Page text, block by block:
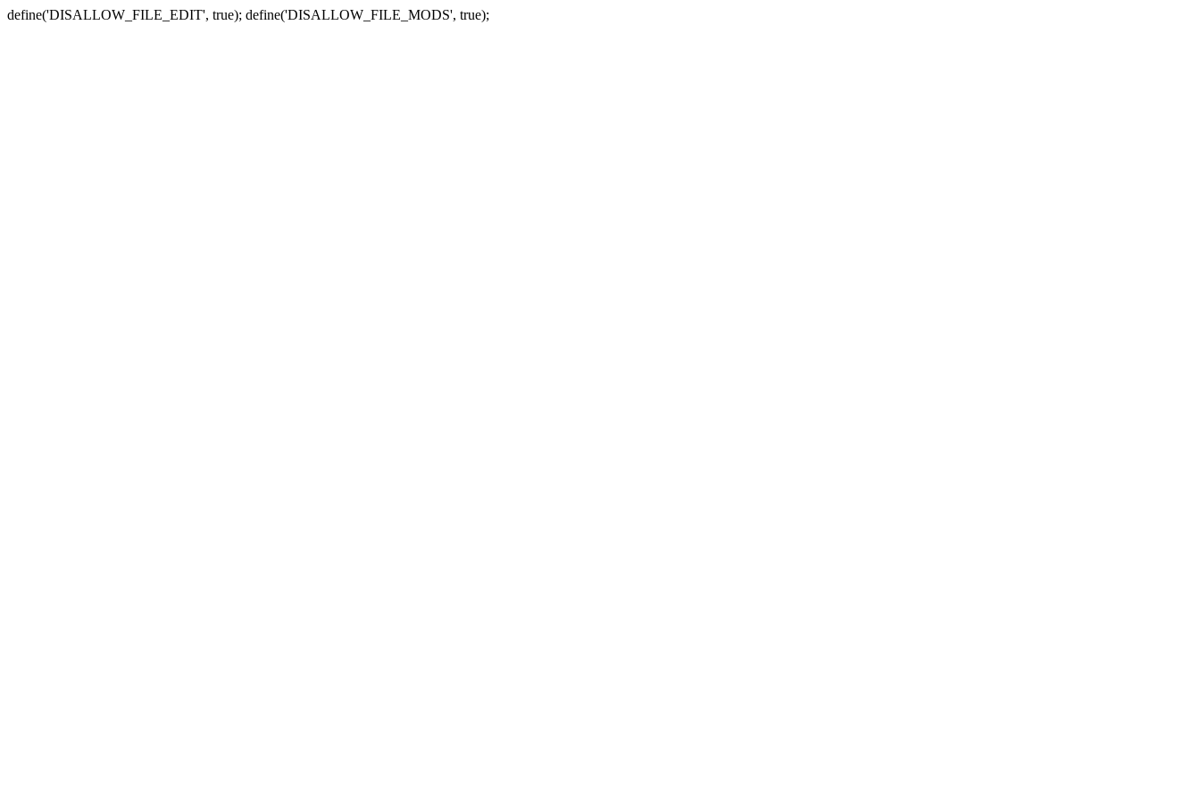
define('DISALLOW_FILE_EDIT', true); define('DISALLOW_FILE_MODS', true);